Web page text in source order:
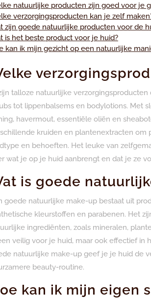
natuurlijke producten zijn goed voor je
verzorgingsproducten kan je zelf
zijn goede natuurlijke producten voor de
is het beste product voor je huid?
kan ik mijn gezicht op een natuurlijke
talloze natuurlijke
tot lippenbalsems en bodylotions. Met
havermout, essentiële oliën en
kruiden en plantenextracten
en behoeften. Het leuke van
wat je op je huid aanbrengt en dat je ze
is goede
goede natuurlijke make-up bestaat uit
kleurstoffen en parabenen. Het
ingrediënten, zoals mineralen,
veilig voor je huid, maar ook effectief in
natuurlijke make-up geef je je huid de
beauty-routine.
kan ik mijn eigen